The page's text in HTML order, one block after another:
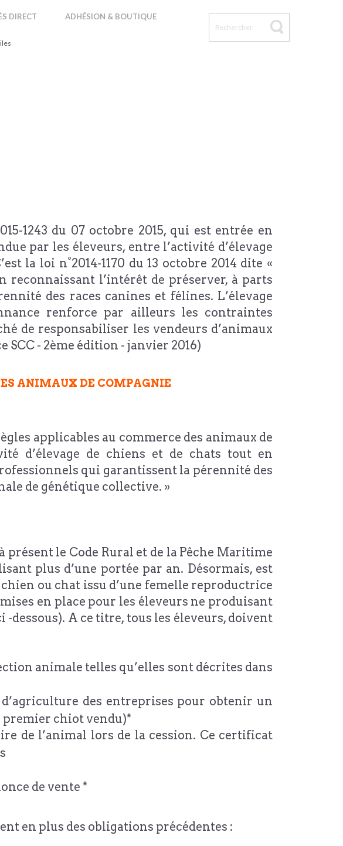
DIRECT ADHÉSION & BOUTIQUE
1243 du 07 octobre 2015, qui est entrée en
par les éleveurs, entre l’activité d’élevage
la loi n°2014-1170 du 13 octobre 2014 dite «
reconnaissant l’intérêt de préserver, à parts
des races canines et félines. L’élevage
renforce par ailleurs les contraintes
de responsabiliser les vendeurs d’animaux
- 2ème édition - janvier 2016)
ANIMAUX DE COMPAGNIE
applicables au commerce des animaux de
d’élevage de chiens et de chats tout en
qui garantissent la pérennité des
de génétique collective. »
présent le Code Rural et de la Pêche Maritime
plus d’une portée par an. Désormais, est
ou chat issu d’une femelle reproductrice
en place pour les éleveurs ne produisant
-dessous). A ce titre, tous les éleveurs, doivent
animale telles qu’elles sont décrites dans
des entreprises pour obtenir un
premier chiot vendu)*
de l’animal lors de la cession. Ce certificat
de vente *
en plus des obligations précédentes :